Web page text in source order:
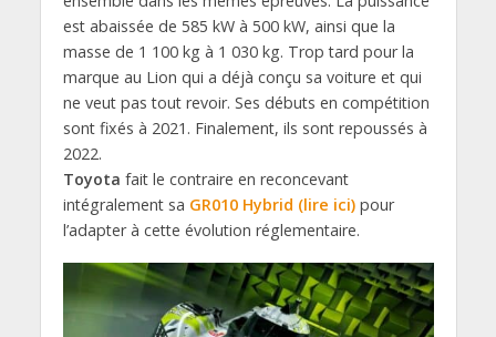
est abaissée de 585 kW à 500 kW, ainsi que la
masse de 1 100 kg à 1 030 kg. Trop tard pour la
marque au Lion qui a déjà conçu sa voiture et qui
ne veut pas tout revoir. Ses débuts en compétition
sont fixés à 2021. Finalement, ils sont repoussés à
2022.
Toyota fait le contraire en reconcevant
intégralement sa GR010 Hybrid (lire ici)pour
l’adapter à cette évolution réglementaire.